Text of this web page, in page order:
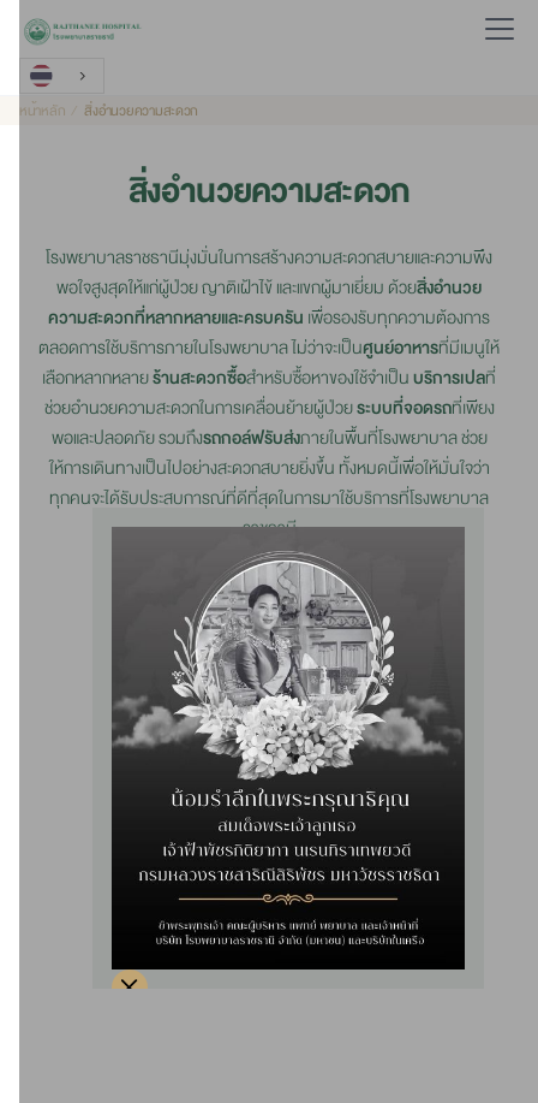
หน้าหลัก สิ่งอำนวยความสะดวก
สิ่งอำนวยความสะดวก
โรงพยาบาลราชธานีมุ่งมั่นในการสร้างความสะดวกสบายและความพึง
พอใจสูงสุดให้แก่ผู้ป่วย ญาติเฝ้าไข้ และแขกผู้มาเยี่ยม ด้วยสิ่งอำนวย
ความสะดวกที่หลากหลายและครบครัน เพื่อรองรับทุกความต้องการ
ตลอดการใช้บริการภายในโรงพยาบาล ไม่ว่าจะเป็นศูนย์อาหารที่มีเมนูให้
เลือกหลากหลายร้านสะดวกซื้อสำหรับซื้อหาของใช้จำเป็นบริการเปลที่
ช่วยอำนวยความสะดวกในการเคลื่อนย้ายผู้ป่วยระบบที่จอดรถที่เพียง
พอและปลอดภัย รวมถึงรถกอล์ฟรับส่งภายในพื้นที่โรงพยาบาล ช่วย
ให้การเดินทางเป็นไปอย่างสะดวกสบายยิ่งขึ้น ทั้งหมดนี้เพื่อให้มั่นใจว่า
ทุกคนจะได้รับประสบการณ์ที่ดีที่สุดในการมาใช้บริการที่โรงพยาบาล
ราชธานี
ที่จอดรถสำหรับผู้รับบริการ รถกอล์ฟรับส่ง
ศูนย์อาหาร
ฟู้ดเฮ้าส์
ร้านอาหารและร้านสะดวก
ซื้อ
ที่จอดรถสำหรับผู้รับบริการ